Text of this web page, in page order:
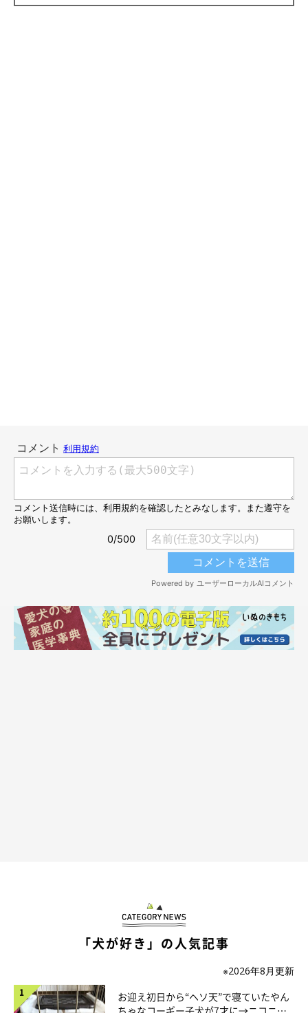
顔がシュッとしてる！
@cuteshiratama
2枚目の写真は、コッペパンちゃんがウンチをしていたときのも
「踏ん張っていたときの顔」を撮影した
ようです。真顔で真剣な様子が伝わってくる写真ですね。
1枚目のまるっとした顔と比べると、この写真は顔が全体的にシ
ュッとしている印象です。
コッペパンちゃんの顔の変化がよくわかる2枚の写真を、Xに投稿
していた飼い主さん。写真を比較して、あらためてどのようなこ
とを思ったのでしょうか。
飼い主さん：
「同じ月齢のころに撮ったものですが、寝起きの写真は横長で愛
「犬が好き」の人気記事
※2026年8月更新
お迎え初日から“ヘソ天”で寝ていたやん